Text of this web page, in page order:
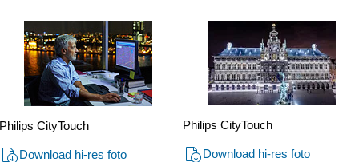
Primeur-
Antwerpen-
dankzij-
Philips-
CityTouch-
Connected-
Philips CityTouch
Download hi-res foto
Philips CityTouch
Download hi-res foto